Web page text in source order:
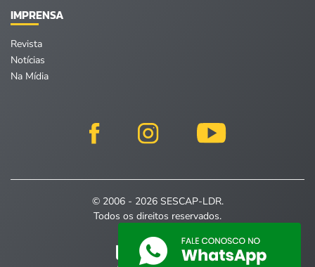
IMPRENSA
Revista
Notícias
Na Mídia
© 2006 - 2026 SESCAP-LDR.
Todos os direitos reservados.